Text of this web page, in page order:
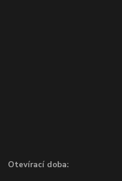
Otevírací doba: